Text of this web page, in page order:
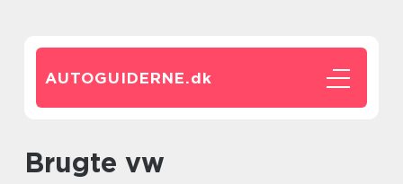
AUTOGUIDERNE.dk
brugte vw